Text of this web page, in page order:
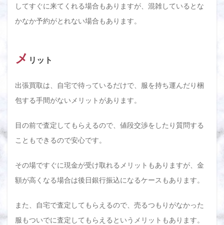
してすぐに来てくれる場合もありますが、混雑しているとな
かなか予約がとれない場合もあります。
メ リット
出張買取は、自宅で待っているだけで、服を持ち運んだり梱
包する手間がないメリットがあります。
目の前で査定してもらえるので、値段交渉をしたり質問する
こともできるので安心です。
その場ですぐに現金が受け取れるメリットもありますが、金
額が高くなる場合は後日銀行振込になるケースもあります。
また、自宅で査定してもらえるので、売るつもりがなかった
服もついでに査定してもらえるというメリットもあります。